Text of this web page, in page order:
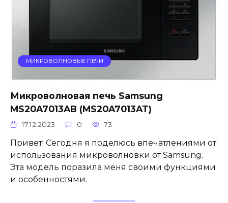
МИКРОВОЛНОВЫЕ ПЕЧИ
Микроволновая печь Samsung
MS20A7013AB (MS20A7013AT)
17.12.2023 0 73
Привет! Сегодня я поделюсь впечатлениями от
использования микроволновки от Samsung.
Эта модель поразила меня своими функциями
и особенностями.